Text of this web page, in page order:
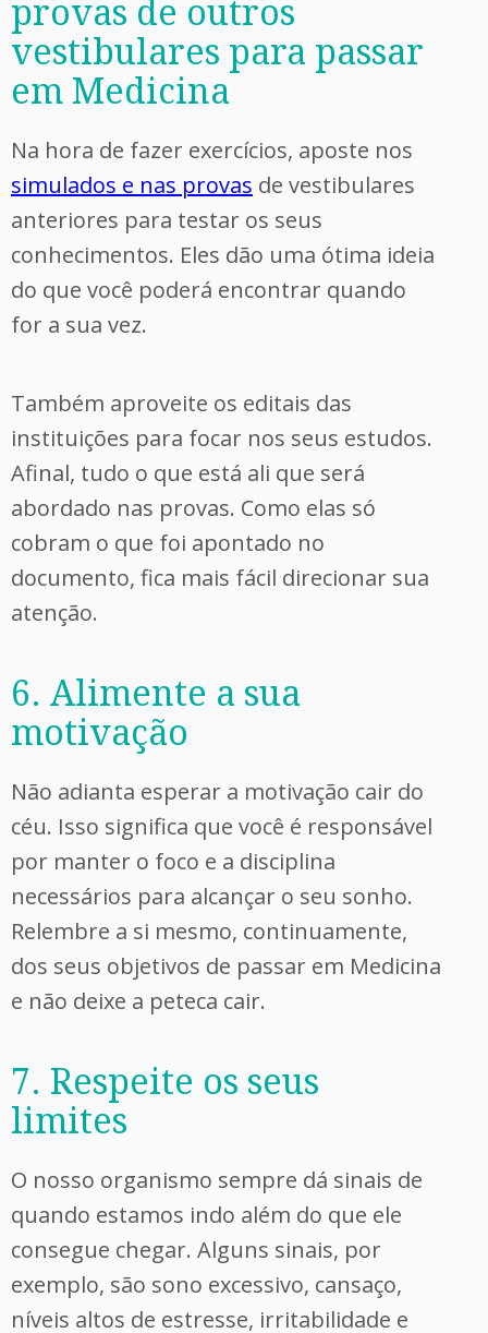
provas de outros
vestibulares para passar
em Medicina
Na hora de fazer exercícios, aposte nos
simulados e nas provas de vestibulares
anteriores para testar os seus
conhecimentos. Eles dão uma ótima ideia
do que você poderá encontrar quando
for a sua vez.
Também aproveite os editais das
instituições para focar nos seus estudos.
Afinal, tudo o que está ali que será
abordado nas provas. Como elas só
cobram o que foi apontado no
documento, fica mais fácil direcionar sua
atenção.
6. Alimente a sua
motivação
Não adianta esperar a motivação cair do
céu. Isso significa que você é responsável
por manter o foco e a disciplina
necessários para alcançar o seu sonho.
Relembre a si mesmo, continuamente,
dos seus objetivos de passar em Medicina
e não deixe a peteca cair.
7. Respeite os seus
limites
O nosso organismo sempre dá sinais de
quando estamos indo além do que ele
consegue chegar. Alguns sinais, por
exemplo, são sono excessivo, cansaço,
níveis altos de estresse, irritabilidade e